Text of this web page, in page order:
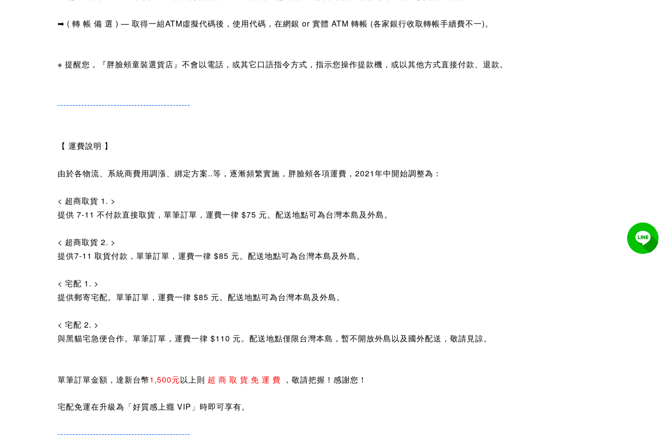
➡ ( 轉 帳 備 選 ) — 取得一組ATM虛擬代碼後，使用代碼，在網銀 or 實體 ATM 轉帳 (各家銀行收取轉帳手續費不一)。
※ 提醒您， 『胖臉頰童裝選貨店』 不會以電話，或其它口語指令方式，指示您操作提款機，或以其他方式直接付款、退款。
---------------------------------------------
【 運費說明 】
由於各物流、系統商費用調漲、綁定方案..等，逐漸頻繁實施，胖臉頰各項運費，2021年中開始調整為：
< 超商取貨 1. >
提供 7-11 不付款直接取貨， 單筆訂單， 運費一律 $75 元。 配送地點可為台灣本島及外島。
< 超商取貨 2. >
提供7-11 取貨付款， 單筆訂單， 運費一律 $85 元。 配送地點可為台灣本島及外島。
< 宅配 1. >
提供郵寄宅配。 單筆訂單， 運費一律 $85 元。 配送地點可為台灣本島及外島。
< 宅配 2. >
與黑貓宅急便合作。 單筆訂單， 運費一律 $110 元。 配送地點僅限台灣本島，暫不開放外島以及國外配送，敬請見諒。
單筆訂單金額， 達新台幣1,500元以上則 超 商 取 貨 免 運 費 ，敬請把握！感謝您！
宅配免運在升級為「好質感上癮 VIP」時即可享有。
---------------------------------------------